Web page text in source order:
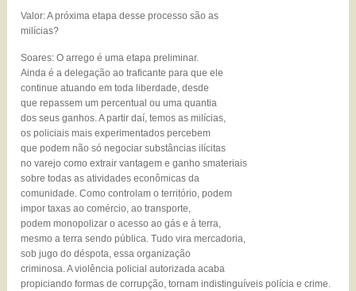
Valor: A próxima etapa desse processo são as
milícias?
Soares: O arrego é uma etapa preliminar.
Ainda é a delegação ao traficante para que ele
continue atuando em toda liberdade, desde
que repassem um percentual ou uma quantia
dos seus ganhos. A partir daí, temos as milícias,
os policiais mais experimentados percebem
que podem não só negociar substâncias ilícitas
no varejo como extrair vantagem e ganho smateriais
sobre todas as atividades econômicas da
comunidade. Como controlam o território, podem
impor taxas ao comércio, ao transporte,
podem monopolizar o acesso ao gás e à terra,
mesmo a terra sendo pública. Tudo vira mercadoria,
sob jugo do déspota, essa organização
criminosa. A violência policial autorizada acaba
propiciando formas de corrupção, tornam indistinguíveis polícia e crime.